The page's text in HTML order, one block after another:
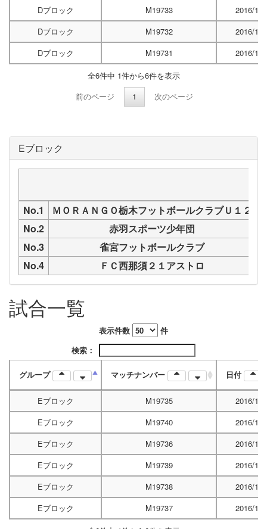
Dブロック M19733
2016/12/
Dブロック
M19732
2016/12/
Dブロック
M19731
2016/12/
全6件中 1件から6件を表示
前のページ
1 次のページ
Eブロック
No.1
ＭＯＲＡＮＧＯ栃木フットボールクラブＵ１２
No.2
赤羽スポーツ少年団
No.3
雀宮フットボールクラブ
No.4
ＦＣ西那須２１アストロ
試合一覧
表示件数
件
検索：
グループ マッチナンバー 日付
Eブロック M19735
2016/12/
Eブロック
M19740
2016/12/
Eブロック
M19736
2016/12/
Eブロック
M19739
2016/12/
Eブロック
M19738
2016/12/
Eブロック
M19737
2016/12/